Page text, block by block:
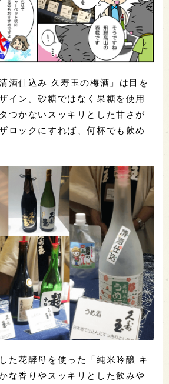
酒仕込み 久寿玉の梅酒」は目を
イン。砂糖ではなく果糖を使用
つかないスッキリとした甘さが
ロックにすれば、何杯でも飲め
た花酵母を使った「純米吟醸 キ
な香りやスッキリとした飲みや